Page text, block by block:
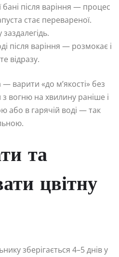
бані після варіння — процес
стає перевареної.
після варіння — розмокає і
відразу.
варити «до м’якості» без
вогню на хвилину раніше і
або в гарячій воді — так
та
цвітну
зберігається 4–5 днів у